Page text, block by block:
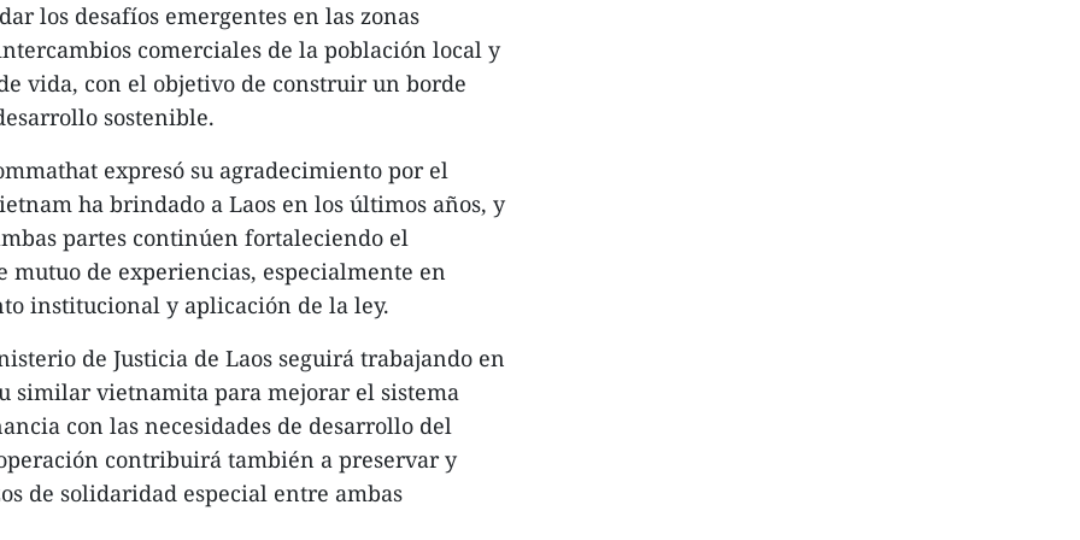
los desafíos emergentes en las zonas
comerciales de la población local y
vida, con el objetivo de construir un borde
sostenible.
expresó su agradecimiento por el
ha brindado a Laos en los últimos años, y
partes continúen fortaleciendo el
de experiencias, especialmente en
institucional y aplicación de la ley.
de Justicia de Laos seguirá trabajando en
similar vietnamita para mejorar el sistema
con las necesidades de desarrollo del
contribuirá también a preservar y
de solidaridad especial entre ambas